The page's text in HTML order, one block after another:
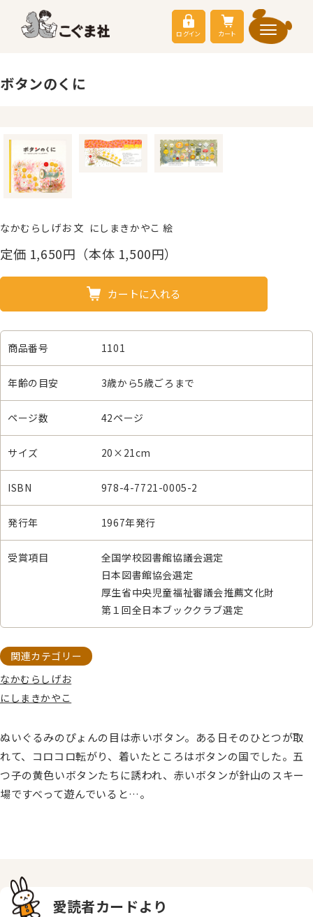
ログイン カート
ボタンのくに
なかむらしげお 文 にしまきかやこ 絵
定価 1,650円（本体 1,500円）
カートに入れる
商品番号 1101
年齢の目安 3歳から5歳ごろまで
ページ数 42ページ
サイズ 20×21cm
ISBN 978-4-7721-0005-2
発行年 1967年発行
受賞項目
全国学校図書館協議会選定
日本図書館協会選定
厚生省中央児童福祉審議会推薦文化財
第１回全日本ブッククラブ選定
関連カテゴリー
なかむらしげお
にしまきかやこ
ぬいぐるみのぴょんの目は赤いボタン。ある日そのひとつが取
れて、コロコロ転がり、着いたところはボタンの国でした。五
つ子の黄色いボタンたちに誘われ、赤いボタンが針山のスキー
場ですべって遊んでいると…。
愛読者カードより